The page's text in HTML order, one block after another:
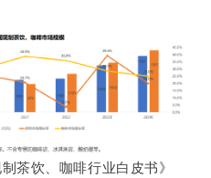
茶饮、咖啡行业白皮书》